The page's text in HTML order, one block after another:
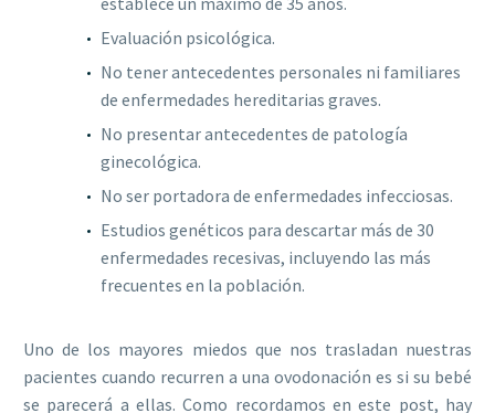
Evaluación psicológica.
No tener antecedentes personales ni familiares
de enfermedades hereditarias graves.
No presentar antecedentes de patología
ginecológica.
No ser portadora de enfermedades infecciosas.
Estudios genéticos para descartar más de 30
enfermedades recesivas, incluyendo las más
frecuentes en la población.
Uno de los mayores miedos que nos trasladan nuestras
pacientes cuando recurren a una ovodonación es si su bebé
se parecerá a ellas. Como recordamos en este post, hay